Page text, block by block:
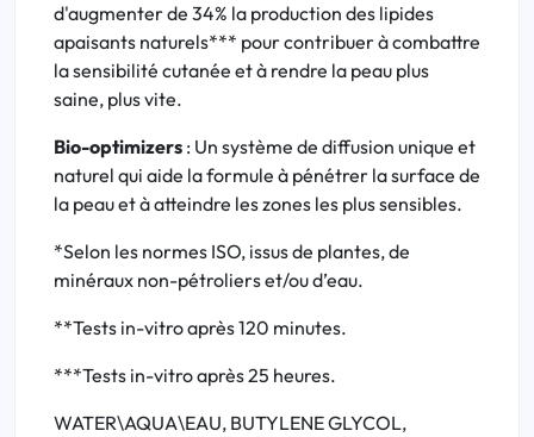
d'augmenter de 34% la production des lipides
apaisants naturels*** pour contribuer à combattre
la sensibilité cutanée et à rendre la peau plus
saine, plus vite.
Bio-optimizers : Un système de diffusion unique et
naturel qui aide la formule à pénétrer la surface de
la peau et à atteindre les zones les plus sensibles.
*Selon les normes ISO, issus de plantes, de
minéraux non-pétroliers et/ou d’eau.
**Tests in-vitro après 120 minutes.
***Tests in-vitro après 25 heures.
WATER\AQUA\EAU, BUTYLENE GLYCOL,